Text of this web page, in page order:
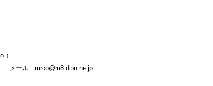
）
ール mrco@m8.dion.ne.jp